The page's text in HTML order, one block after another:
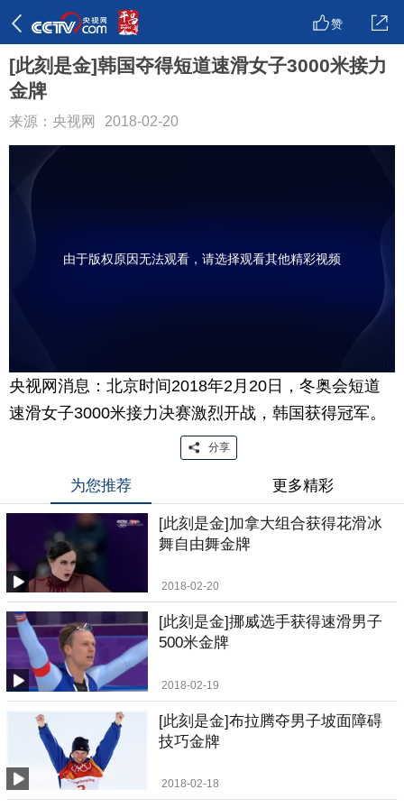
赞
[此刻是金]韩国夺得短道速滑女子3000米接力
金牌
来源：央视网 2018-02-20
由于版权原因无法观看，请选择观看其他精彩视频
央视网消息：北京时间2018年2月20日，冬奥会短道
速滑女子3000米接力决赛激烈开战，韩国获得冠军。
分享
为您推荐 更多精彩
[此刻是金]加拿大组合获得花滑冰
舞自由舞金牌
2018-02-20
[此刻是金]挪威选手获得速滑男子
500米金牌
2018-02-19
[此刻是金]布拉腾夺男子坡面障碍
技巧金牌
2018-02-18